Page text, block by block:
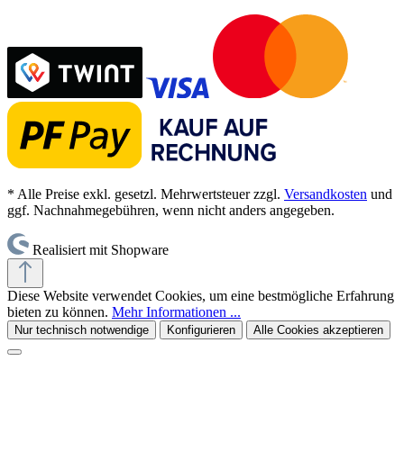
* Alle Preise exkl. gesetzl. Mehrwertsteuer zzgl. Versandkosten und
ggf. Nachnahmegebühren, wenn nicht anders angegeben.
Realisiert mit Shopware
Diese Website verwendet Cookies, um eine bestmögliche Erfahrung
bieten zu können. Mehr Informationen ...
Nur technisch notwendige Konfigurieren Alle Cookies akzeptieren